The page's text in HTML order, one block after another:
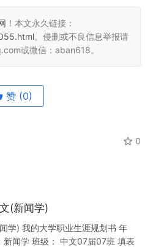
！本文永久链接：
。侵删或不良信息举报请
或微信：aban618。
赞 (0)
0
(新闻学)
学) 我的大学职业生涯规划书 年
闻学 班级： 中文07届07班 填表